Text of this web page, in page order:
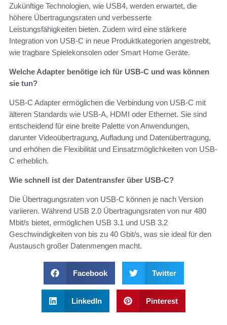
Zukünftige Technologien, wie USB4, werden erwartet, die
höhere Übertragungsraten und verbesserte
Leistungsfähigkeiten bieten. Zudem wird eine stärkere
Integration von USB-C in neue Produktkategorien angestrebt,
wie tragbare Spielekonsolen oder Smart Home Geräte.
Welche Adapter benötige ich für USB-C und was können
sie tun?
USB-C Adapter ermöglichen die Verbindung von USB-C mit
älteren Standards wie USB-A, HDMI oder Ethernet. Sie sind
entscheidend für eine breite Palette von Anwendungen,
darunter Videoübertragung, Aufladung und Datenübertragung,
und erhöhen die Flexibilität und Einsatzmöglichkeiten von USB-
C erheblich.
Wie schnell ist der Datentransfer über USB-C?
Die Übertragungsraten von USB-C können je nach Version
variieren. Während USB 2.0 Übertragungsraten von nur 480
Mbit/s bietet, ermöglichen USB 3.1 und USB 3.2
Geschwindigkeiten von bis zu 40 Gbit/s, was sie ideal für den
Austausch großer Datenmengen macht.
Facebook Twitter
LinkedIn Pinterest